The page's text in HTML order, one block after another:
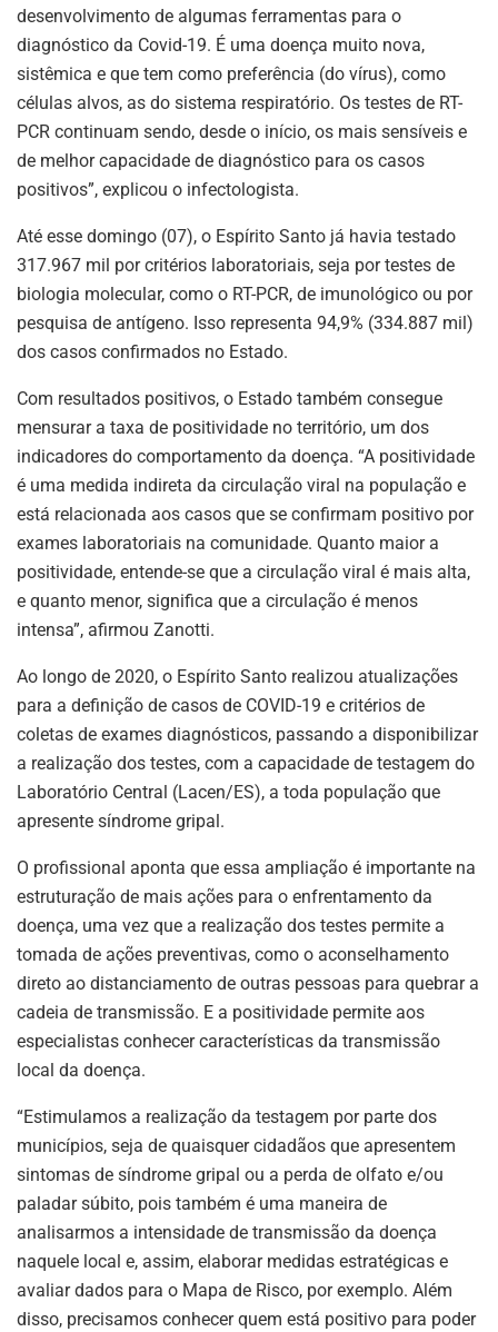
desenvolvimento de algumas ferramentas para o
diagnóstico da Covid-19. É uma doença muito nova,
sistêmica e que tem como preferência (do vírus), como
células alvos, as do sistema respiratório. Os testes de RT-
PCR continuam sendo, desde o início, os mais sensíveis e
de melhor capacidade de diagnóstico para os casos
positivos”, explicou o infectologista.
Até esse domingo (07), o Espírito Santo já havia testado
317.967 mil por critérios laboratoriais, seja por testes de
biologia molecular, como o RT-PCR, de imunológico ou por
pesquisa de antígeno. Isso representa 94,9% (334.887 mil)
dos casos confirmados no Estado.
Com resultados positivos, o Estado também consegue
mensurar a taxa de positividade no território, um dos
indicadores do comportamento da doença. “A positividade
é uma medida indireta da circulação viral na população e
está relacionada aos casos que se confirmam positivo por
exames laboratoriais na comunidade. Quanto maior a
positividade, entende-se que a circulação viral é mais alta,
e quanto menor, significa que a circulação é menos
intensa”, afirmou Zanotti.
Ao longo de 2020, o Espírito Santo realizou atualizações
para a definição de casos de COVID-19 e critérios de
coletas de exames diagnósticos, passando a disponibilizar
a realização dos testes, com a capacidade de testagem do
Laboratório Central (Lacen/ES), a toda população que
apresente síndrome gripal.
O profissional aponta que essa ampliação é importante na
estruturação de mais ações para o enfrentamento da
doença, uma vez que a realização dos testes permite a
tomada de ações preventivas, como o aconselhamento
direto ao distanciamento de outras pessoas para quebrar a
cadeia de transmissão. E a positividade permite aos
especialistas conhecer características da transmissão
local da doença.
“Estimulamos a realização da testagem por parte dos
municípios, seja de quaisquer cidadãos que apresentem
sintomas de síndrome gripal ou a perda de olfato e/ou
paladar súbito, pois também é uma maneira de
analisarmos a intensidade de transmissão da doença
naquele local e, assim, elaborar medidas estratégicas e
avaliar dados para o Mapa de Risco, por exemplo. Além
disso, precisamos conhecer quem está positivo para poder